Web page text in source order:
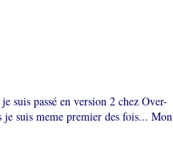
suis passé en version 2 chez Over-
suis meme premier des fois... Mon